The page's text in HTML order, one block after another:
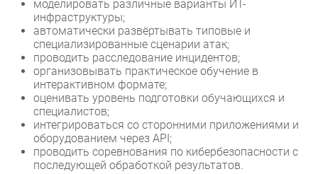
моделировать различные варианты ИТ-
инфраструктуры;
автоматически развёртывать типовые и
специализированные сценарии атак;
проводить расследование инцидентов;
организовывать практическое обучение в
интерактивном формате;
оценивать уровень подготовки обучающихся и
специалистов;
интегрироваться со сторонними приложениями и
оборудованием через API;
проводить соревнования по кибербезопасности с
последующей обработкой результатов.